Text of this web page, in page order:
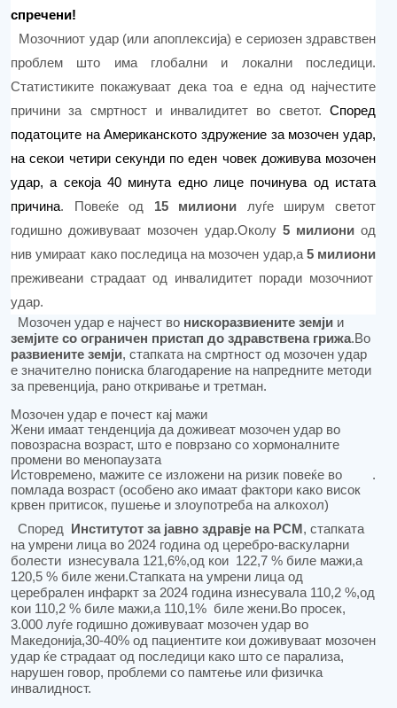
спречени!
Мозочниот удар (или апоплексија) е сериозен здравствен
проблем што има глобални и локални последици.
Статистиките покажуваат дека тоа е една од најчестите
причини за смртност и инвалидитет во светот. Според
податоците на Американското здружение за мозочен удар,
на секои четири секунди по еден човек доживува мозочен
удар, а секоја 40 минута едно лице починува од истата
причина. Повеќе од 15 милиони луѓе ширум светот
годишно доживуваат мозочен удар.Околу 5 милиониод
нив умираат како последица на мозочен удар,а 5 милиони
преживеани страдаат од инвалидитет поради мозочниот
удар.
Мозочен удар е најчест во нискоразвиените земји и
земјите со ограничен пристап до здравствена грижа.Во
развиените земји, стапката на смртност од мозочен удар
е значително пониска благодарение на напредните методи
за превенција, рано откривање и третман.
Мозочен удар е почест кај мажи
Жени имаат тенденција да доживеат мозочен удар во
повозрасна возраст, што е поврзано со хормоналните
промени во менопаузата
Истовремено, мажите се изложени на ризик повеќе во
помлада возраст (особено ако имаат фактори како висок
крвен притисок, пушење и злоупотреба на алкохол)
.
Според Институтот за јавно здравје на РСМ, стапката
на умрени лица во 2024 година од церебро-васкуларни
болести изнесувала 121,6%,од кои 122,7 % биле мажи,а
120,5 % биле жени.Стапката на умрени лица од
церебрален инфаркт за 2024 година изнесувала 110,2 %,од
кои 110,2 % биле мажи,а 110,1% биле жени.Во просек,
3.000 луѓе годишно доживуваат мозочен удар во
Македонија,30-40% од пациентите кои доживуваат мозочен
удар ќе страдаат од последици како што се парализа,
нарушен говор, проблеми со памтење или физичка
инвалидност.